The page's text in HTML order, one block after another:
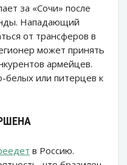
за «Сочи» после
Нападающий
от трансферов в
может принять
армейцев.
белых или питерцев к
в Россию.